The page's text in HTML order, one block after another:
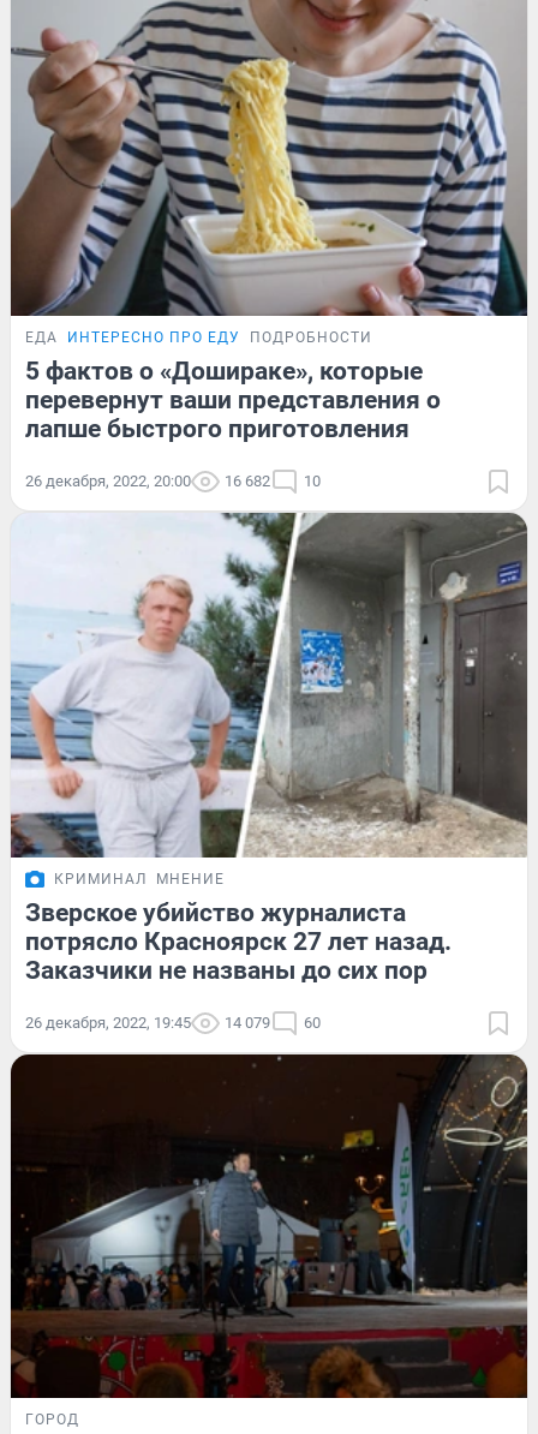
ЕДА ИНТЕРЕСНО ПРО ЕДУ ПОДРОБНОСТИ
5 фактов о «Дошираке», которые
перевернут ваши представления о
лапше быстрого приготовления
26 декабря, 2022, 20:00 16 682 10
КРИМИНАЛ МНЕНИЕ
Зверское убийство журналиста
потрясло Красноярск 27 лет назад.
Заказчики не названы до сих пор
26 декабря, 2022, 19:45 14 079 60
ГОРОД